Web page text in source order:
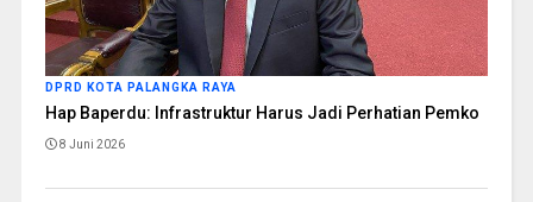
DPRD KOTA PALANGKA RAYA
Hap Baperdu: Infrastruktur Harus Jadi Perhatian Pemko
8 Juni 2026